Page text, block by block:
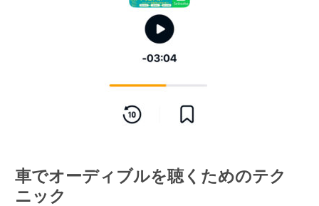
車でオーディブルを聴くためのテク
ニック